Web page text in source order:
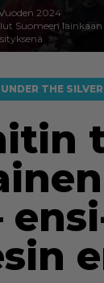
2024
Suomeen lainkaan
UNDER THE